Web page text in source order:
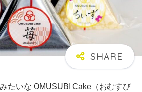
たいな OMUSUBI Cake（おむすび